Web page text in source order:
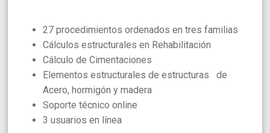
27 procedimientos ordenados en tres familias
Cálculos estructurales en Rehabilitación
Cálculo de Cimentaciones
Elementos estructurales de estructuras de
Acero, hormigón y madera
Soporte técnico online
3 usuarios en línea